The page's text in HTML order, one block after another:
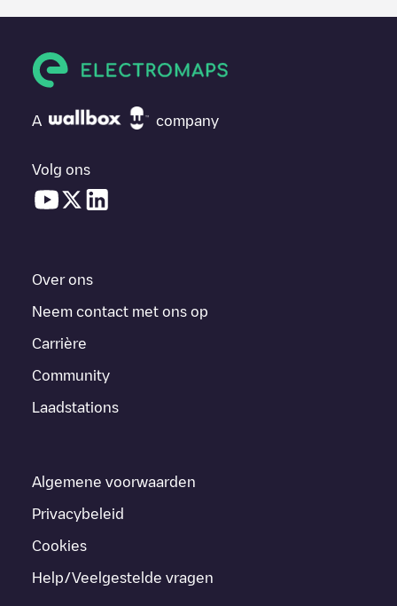
A company
Volg ons
Over ons
Neem contact met ons op
Carrière
Community
Laadstations
Algemene voorwaarden
Privacybeleid
Cookies
Help/Veelgestelde vragen